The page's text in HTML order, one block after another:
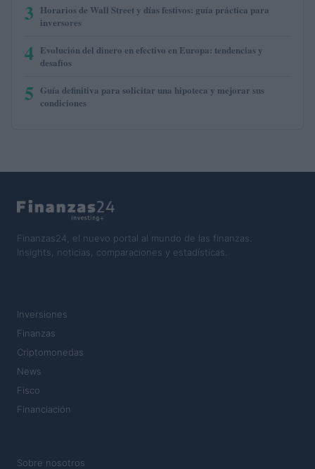
3 Horarios de Wall Street y días festivos: guía práctica para
inversores
4 Evolución del dinero en efectivo en Europa: tendencias y
desafíos
5 Guía definitiva para solicitar una hipoteca y mejorar sus
condiciones
Finanzas24, el nuevo portal al mundo de las finanzas.
Insights, noticias, comparaciones y estadísticas.
Inversiones
Finanzas
Criptomonedas
News
Fisco
Financiación
Sobre nosotros